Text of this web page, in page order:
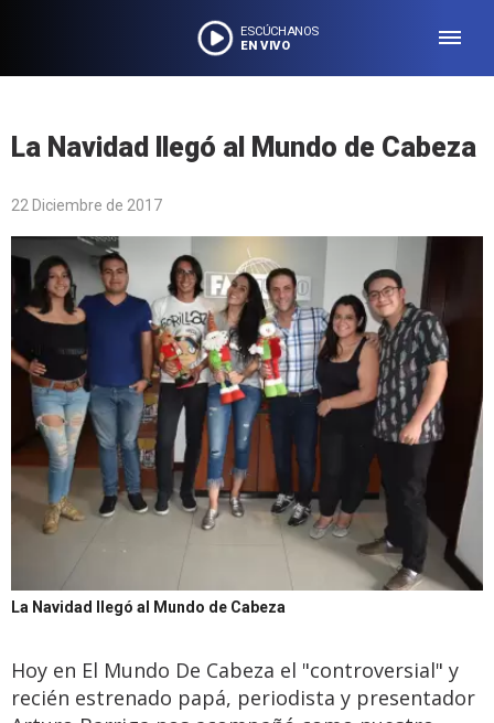
ESCÚCHANOS
EN VIVO
La Navidad llegó al Mundo de Cabeza
22 Diciembre de 2017
La Navidad llegó al Mundo de Cabeza
Hoy en El Mundo De Cabeza el "controversial" y
recién estrenado papá, periodista y presentador